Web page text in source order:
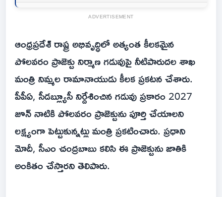
ADVERTISEMENT
ఆంధ్రప్రదేశ్ రాష్ట్ర అభివృద్ధిలో అత్యంత కీలకమైన
పోలవరం ప్రాజెక్టు నిర్మాణ గడువుపై నీటిపారుదల శాఖ
మంత్రి నిమ్మల రామానాయుడు కీలక ప్రకటన చేశారు.
పీపీఏ, సీడబ్ల్యూసీ నిర్దేశించిన గడువు ప్రకారం 2027
జూన్ నాటికి పోలవరం ప్రాజెక్టును పూర్తి చేయాలని
లక్ష్యంగా పెట్టుకున్నట్లు మంత్రి ప్రకటించారు. ప్రధాని
మోదీ, సీఎం చంద్రబాబు కలిసి ఈ ప్రాజెక్టును జాతికి
అంకితం చేస్తారని తెలిపారు.